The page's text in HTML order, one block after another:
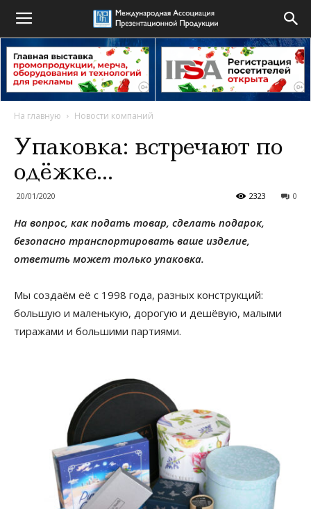
На главную Новости компаний
Упаковка: встречают по
одёжке…
20/01/2020 0
2323
На вопрос, как подать товар, сделать подарок,
безопасно транспортировать ваше изделие,
ответить может только упаковка.
Мы создаём её с 1998 года, разных конструкций:
большую и маленькую, дорогую и дешёвую, малыми
тиражами и большими партиями.